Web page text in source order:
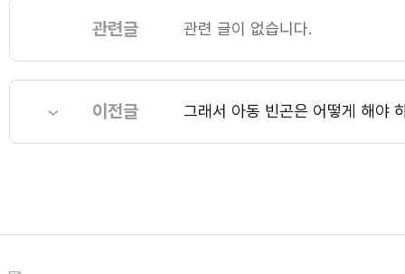
관련글 관련 글이 없습니다.
이전글 그래서 아동 빈곤은 어떻게 해야